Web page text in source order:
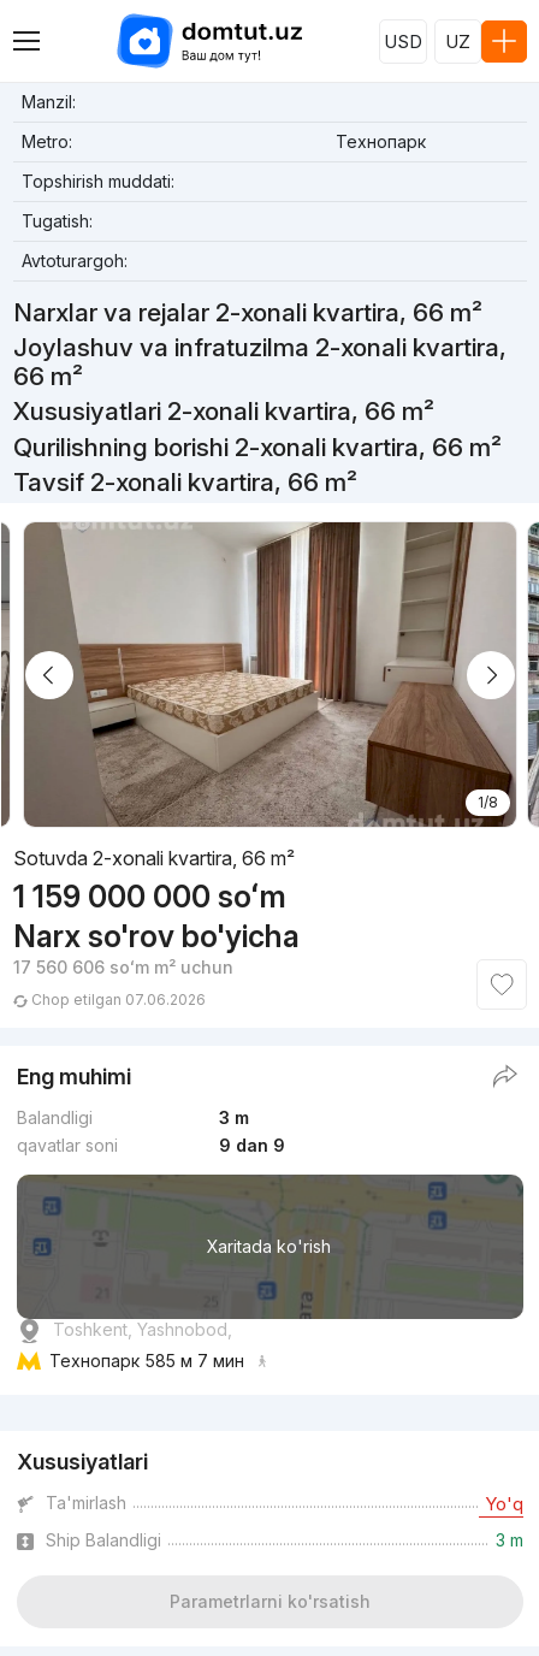
USD UZ
Manzil:
Metro:
Технопарк
Topshirish muddati:
Tugatish:
Avtoturargoh:
Narxlar va rejalar 2-xonali kvartira, 66 m²
Joylashuv va infratuzilma 2-xonali kvartira,
66 m²
Xususiyatlari 2-xonali kvartira, 66 m²
Qurilishning borishi 2-xonali kvartira, 66 m²
Tavsif 2-xonali kvartira, 66 m²
1/8
Sotuvda 2-xonali kvartira, 66 m²
1 159 000 000 soʻm
Narx so'rov bo'yicha
17 560 606 soʻmm² uchun
Chop etilgan 07.06.2026
Eng muhimi
Balandligi
3 m
qavatlar soni
9 dan 9
Xaritada ko'rish
Toshkent, Yashnobod,
Технопарк 585 м 7 мин
Xususiyatlari
Ta'mirlash Yo'q
Ship Balandligi 3 m
Parametrlarni ko'rsatish